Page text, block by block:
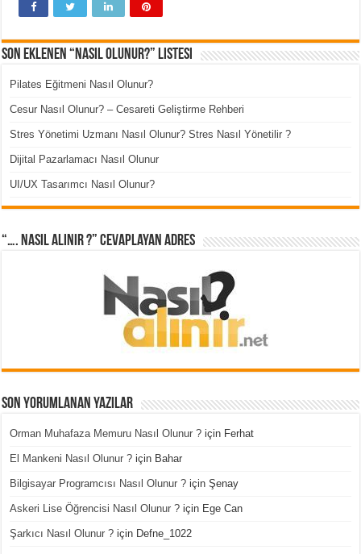
Son Eklenen “Nasıl Olunur?” Listesi
Pilates Eğitmeni Nasıl Olunur?
Cesur Nasıl Olunur? – Cesareti Geliştirme Rehberi
Stres Yönetimi Uzmanı Nasıl Olunur? Stres Nasıl Yönetilir ?
Dijital Pazarlamacı Nasıl Olunur
UI/UX Tasarımcı Nasıl Olunur?
“…. Nasıl Alınır ?” cevaplayan adres
Son Yorumlanan Yazılar
Orman Muhafaza Memuru Nasıl Olunur ? için Ferhat
El Mankeni Nasıl Olunur ? için Bahar
Bilgisayar Programcısı Nasıl Olunur ? içinŞenay
Askeri Lise Öğrencisi Nasıl Olunur ? için Ege Can
Şarkıcı Nasıl Olunur ? için Defne_1022